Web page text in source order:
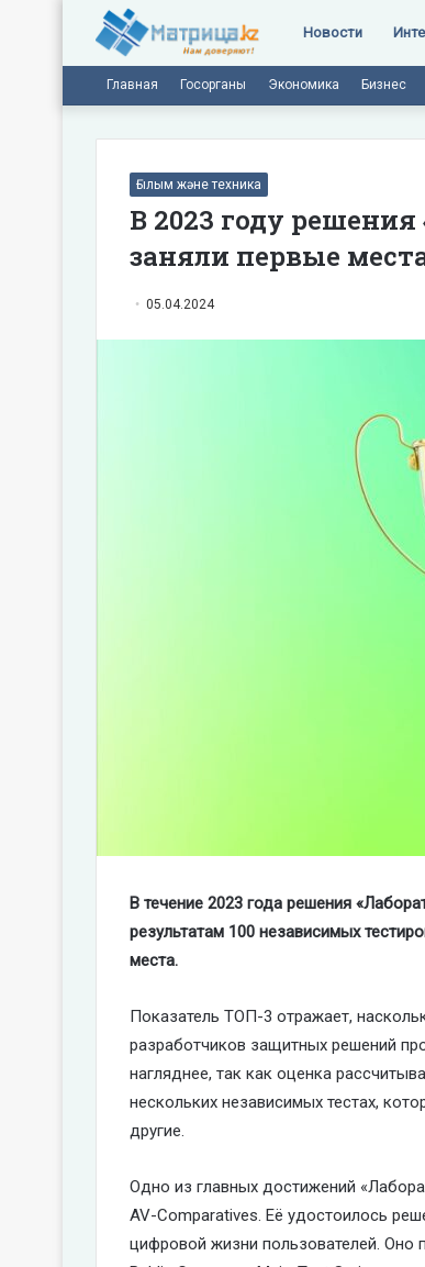
Новости
Главная Госорганы Экономика Бизнес
Ғылым және техника
В 2023 году решения
заняли первые
05.04.2024
В течение 2023 года решения
результатам 100 независимых
места.
Показатель ТОП-3 отражает,
разработчиков защитных решений
нагляднее, так как оценка
нескольких независимых тестах,
другие.
Одно из главных достижений
AV-Comparatives. Её удостоилось
цифровой жизни пользователей. Оно